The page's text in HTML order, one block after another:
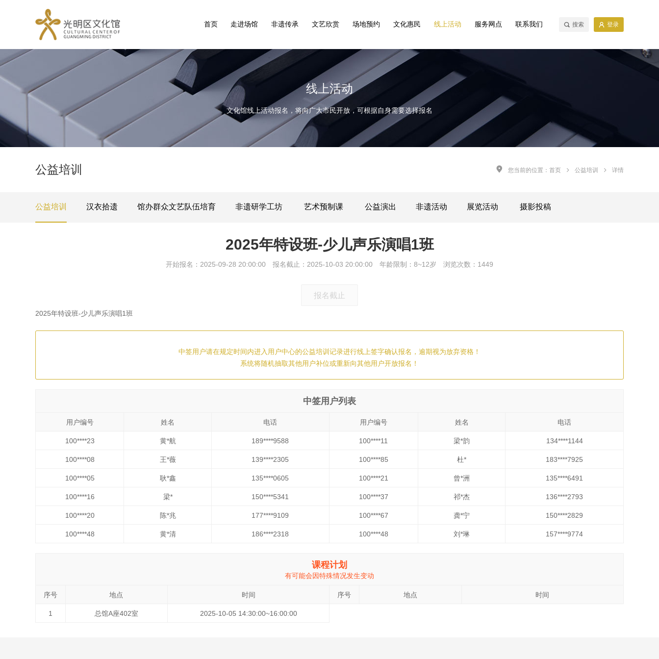
登录
搜索
首页 走进场馆 非遗传承 文艺欣赏 场地预约 文化惠民 线上活动 服务网点 联系我们
线上活动
文化馆线上活动报名，将向广大市民开放，可根据自身需要选择报名
公益培训 您当前的位置： 首页 公益培训 详情
公益培训 汉衣拾遗 馆办群众文艺队伍培育 非遗研学工坊 艺术预制课 公益演出 非遗活动 展览活动 摄影投稿
2025年特设班-少儿声乐演唱1班
开始报名：2025-09-28 20:00:00 报名截止：2025-10-03 20:00:00 年龄限制：8~12岁 浏览次数：1449
报名截止
2025年特设班-少儿声乐演唱1班
中签用户请在规定时间内进入用户中心的公益培训记录进行线上签字确认报名，逾期视为放弃资格！
系统将随机抽取其他用户补位或重新向其他用户开放报名！
中签用户列表
用户编号 姓名 电话 用户编号 姓名 电话
100****23 黄*航 189****9588 100****11 梁*韵 134****1144
100****08 王*薇 139****2305 100****85 杜* 183****7925
100****05 耿*鑫 135****0605 100****21 曾*洲 135****6491
100****16 梁* 150****5341 100****37 祁*杰 136****2793
100****20 陈*兆 177****9109 100****67 龚*宁 150****2829
100****48 黄*清 186****2318 100****48 刘*琳 157****9774
课程计划
有可能会因特殊情况发生变动
序号 地点 时间 序号 地点 时间
1 总馆A座402室 2025-10-05 14:30:00~16:00:00